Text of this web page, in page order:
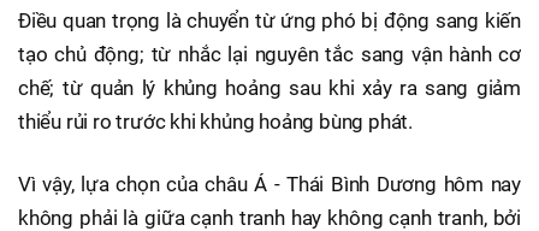
Điều quan trọng là chuyển từ ứng phó bị động sang kiến
tạo chủ động; từ nhắc lại nguyên tắc sang vận hành cơ
chế; từ quản lý khủng hoảng sau khi xảy ra sang giảm
thiểu rủi ro trước khi khủng hoảng bùng phát.
Vì vậy, lựa chọn của châu Á - Thái Bình Dương hôm nay
không phải là giữa cạnh tranh hay không cạnh tranh, bởi